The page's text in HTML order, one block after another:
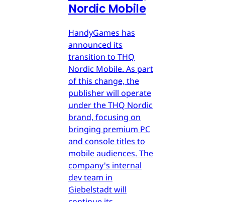
Nordic Mobile
HandyGames has
announced its
transition to THQ
Nordic Mobile. As part
of this change, the
publisher will operate
under the THQ Nordic
brand, focusing on
bringing premium PC
and console titles to
mobile audiences. The
company's internal
dev team in
Giebelstadt will